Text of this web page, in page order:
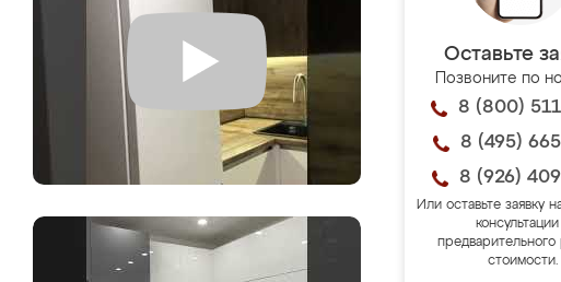
Оставьте
Позвоните по
8 (800)
8 (495)
8 (926)
Или оставьте заявку
предварительного
стоимости.